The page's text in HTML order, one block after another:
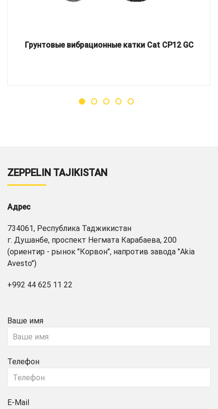
Грунтовые вибрационные катки Cat CP12 GC
ZEPPELIN TAJIKISTAN
Адрес
734061, Республика Таджикистан
г. Душанбе, проспект Негмата Карабаева, 200
(ориентир - рынок "Корвон", напротив завода "Akia
Avesto")
+992 44 625 11 22
Ваше имя
Телефон
E-Mail